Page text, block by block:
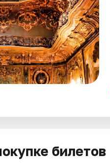
билетов